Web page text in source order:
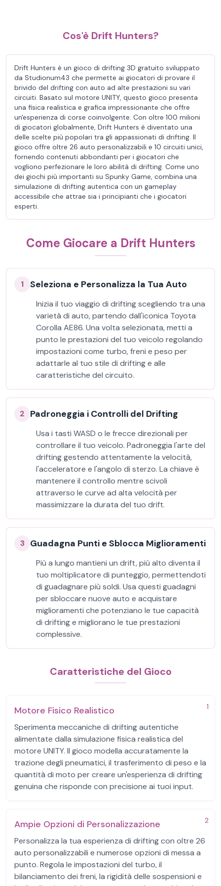
Cos'è Drift Hunters?
Drift Hunters è un gioco di drifting 3D gratuito sviluppato
da Studionum43 che permette ai giocatori di provare il
brivido del drifting con auto ad alte prestazioni su vari
circuiti. Basato sul motore UNITY, questo gioco presenta
una fisica realistica e grafica impressionante che offre
un'esperienza di corse coinvolgente. Con oltre 100 milioni
di giocatori globalmente, Drift Hunters è diventato una
delle scelte più popolari tra gli appassionati di drifting. Il
gioco offre oltre 26 auto personalizzabili e 10 circuiti unici,
fornendo contenuti abbondanti per i giocatori che
vogliono perfezionare le loro abilità di drifting. Come uno
dei giochi più importanti su Spunky Game, combina una
simulazione di drifting autentica con un gameplay
accessibile che attrae sia i principianti che i giocatori
esperti.
Come Giocare a Drift Hunters
1 Seleziona e Personalizza la Tua Auto
Inizia il tuo viaggio di drifting scegliendo tra una
varietà di auto, partendo dall'iconica Toyota
Corolla AE86. Una volta selezionata, metti a
punto le prestazioni del tuo veicolo regolando
impostazioni come turbo, freni e peso per
adattarle al tuo stile di drifting e alle
caratteristiche del circuito.
2 Padroneggia i Controlli del Drifting
Usa i tasti WASD o le frecce direzionali per
controllare il tuo veicolo. Padroneggia l'arte del
drifting gestendo attentamente la velocità,
l'acceleratore e l'angolo di sterzo. La chiave è
mantenere il controllo mentre scivoli
attraverso le curve ad alta velocità per
massimizzare la durata del tuo drift.
3 Guadagna Punti e Sblocca Miglioramenti
Più a lungo mantieni un drift, più alto diventa il
tuo moltiplicatore di punteggio, permettendoti
di guadagnare più soldi. Usa questi guadagni
per sbloccare nuove auto e acquistare
miglioramenti che potenziano le tue capacità
di drifting e migliorano le tue prestazioni
complessive.
Caratteristiche del Gioco
1
Motore Fisico Realistico
Sperimenta meccaniche di drifting autentiche
alimentate dalla simulazione fisica realistica del
motore UNITY. Il gioco modella accuratamente la
trazione degli pneumatici, il trasferimento di peso e la
quantità di moto per creare un'esperienza di drifting
genuina che risponde con precisione ai tuoi input.
2
Ampie Opzioni di Personalizzazione
Personalizza la tua esperienza di drifting con oltre 26
auto personalizzabili e numerose opzioni di messa a
punto. Regola le impostazioni del turbo, il
bilanciamento dei freni, la rigidità delle sospensioni e